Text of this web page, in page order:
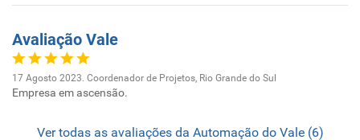
Avaliação Vale
17 Agosto 2023. Coordenador de Projetos, Rio Grande do Sul
Empresa em ascensão.
Ver todas as avaliações da Automação do Vale (6)